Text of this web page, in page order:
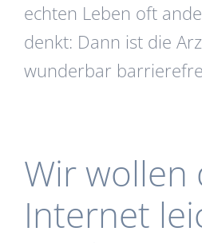
echten Leben oft
denkt: Dann ist die
wunderbar
Wir wollen
Internet